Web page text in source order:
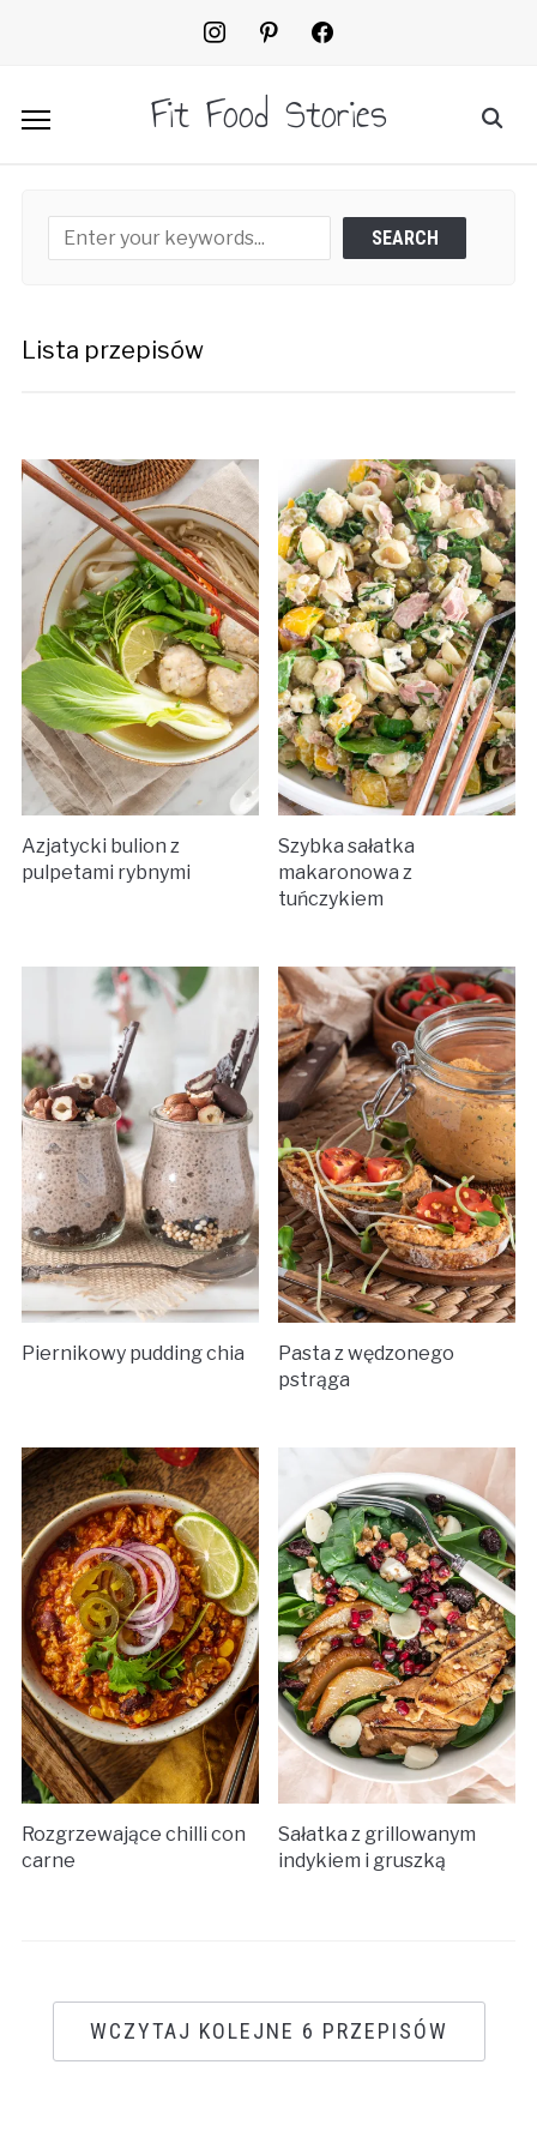
instagrampinterestfacebook2
Fit Food Stories
Lista przepisów
Azjatycki bulion z
pulpetami rybnymi
Szybka sałatka
makaronowa z
tuńczykiem
Piernikowy pudding chia
Pasta z wędzonego
pstrąga
Rozgrzewające chilli con
carne
Sałatka z grillowanym
indykiem i gruszką
WCZYTAJ KOLEJNE 6 PRZEPISÓW